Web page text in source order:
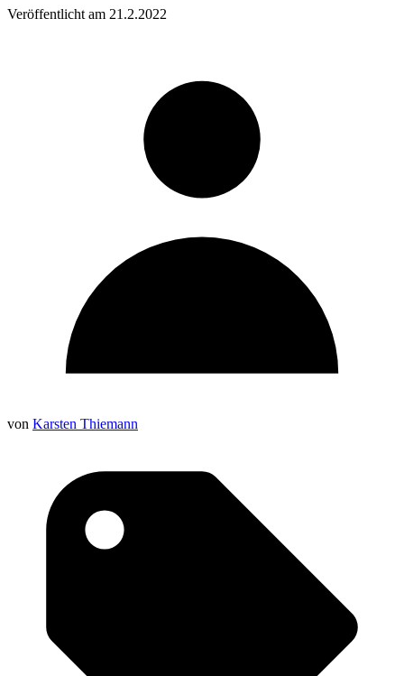
Veröffentlicht am 21.2.2022
von Karsten Thiemann